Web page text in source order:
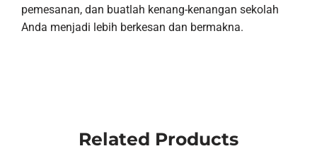
pemesanan, dan buatlah kenang-kenangan sekolah
Anda menjadi lebih berkesan dan bermakna.
Related Products